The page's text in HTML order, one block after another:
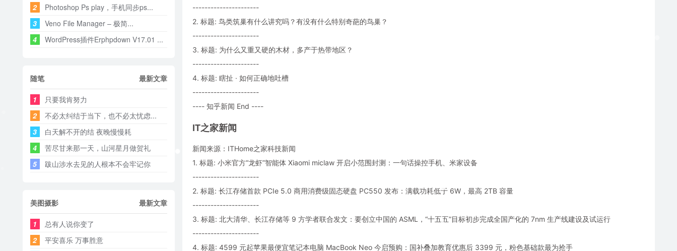
----------------------
2. 标题: 鸟类筑巢有什么讲究吗？有没有什么特别奇葩的鸟巢？
----------------------
3. 标题: 为什么又重又硬的木材，多产于热带地区？
----------------------
4. 标题: 瞎扯 · 如何正确地吐槽
----------------------
---- 知乎新闻 End ----
IT之家新闻
新闻来源：ITHome之家科技新闻
1. 标题: 小米官方“龙虾”智能体 Xiaomi miclaw 开启小范围封测：一句话操控手机、米家设备
----------------------
2. 标题: 长江存储首款 PCIe 5.0 商用消费级固态硬盘 PC550 发布：满载功耗低于 6W，最高 2TB 容量
----------------------
3. 标题: 北大清华、长江存储等 9 方学者联合发文：要创立中国的 ASML，“十五五”目标初步完成全国产化的 7nm 生产线建设及试运行
----------------------
4. 标题: 4599 元起苹果最便宜笔记本电脑 MacBook Neo 今启预购：国补叠加教育优惠后 3399 元，粉色基础款最为抢手
2
Photoshop Ps play，手机同步ps...
3
Veno File Manager – 极简...
4
WordPress插件Erphpdown V17.01 ...
随笔 最新文章
1
只要我肯努力
2
不必太纠结于当下，也不必太忧虑...
3
白天解不开的结 夜晚慢慢耗 ​​​
4
苦尽甘来那一天，山河星月做贺礼
5
跋山涉水去见的人根本不会牢记你
美图摄影 最新文章
1
总有人说你变了
2
平安喜乐 万事胜意